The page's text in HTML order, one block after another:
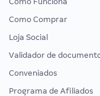
Como Comprar
Loja Social
Validador de
Conveniados
Programa de Afiliados